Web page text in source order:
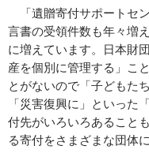
「遺贈寄付サポートセ
言書の受領件数も年々増
に増えています。日本財
産を個別に管理する」こ
とがないので「子どもた
「災害復興に」といった
付先がいろいろあること
る寄付をさまざまな団体